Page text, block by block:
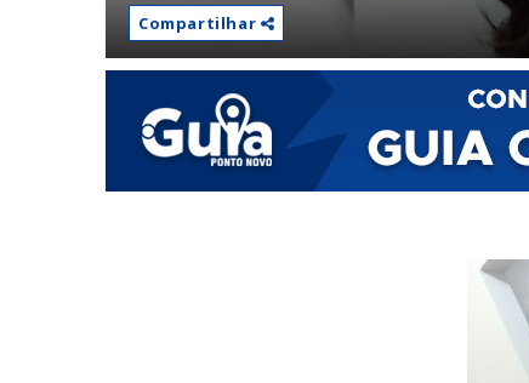
Compartilhar